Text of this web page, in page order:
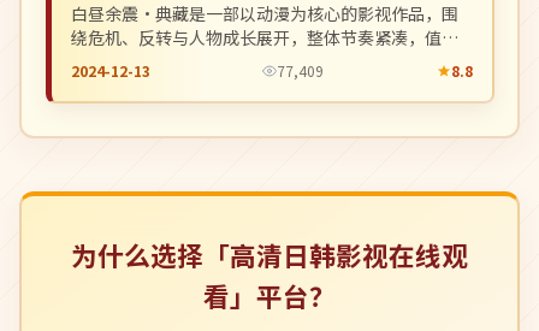
白昼余震·典藏是一部以动漫为核心的影视作品，围
绕危机、反转与人物成长展开，整体节奏紧凑，值得
推荐观看。
2024-12-13 77,409 8.8
为什么选择「高清日韩影视在线观
看」平台？